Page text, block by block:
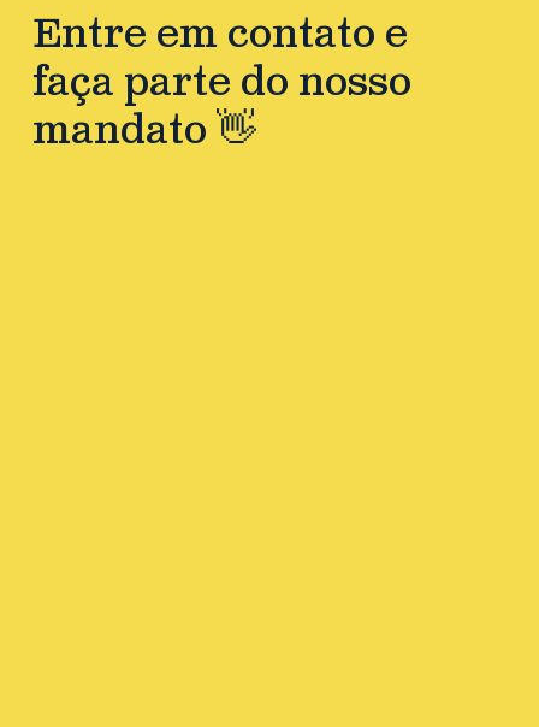
Entre em contato e
faça parte do nosso
mandato 👋